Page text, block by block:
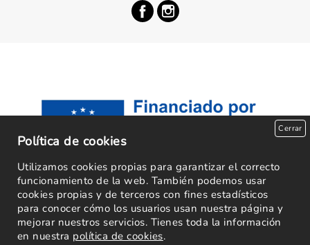
Cerrar
Política de cookies
Utilizamos cookies propias para garantizar el correcto
funcionamiento de la web. También podemos usar
cookies propias y de terceros con fines estadísticos
para conocer cómo los usuarios usan nuestra página y
mejorar nuestros servicios. Tienes toda la información
en nuestra política de cookies.